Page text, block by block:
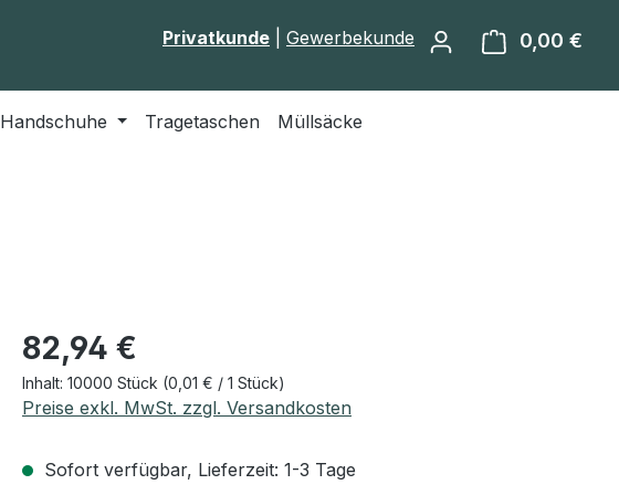
Privatkunde Gewerbekunde 0,00 €
Handschuhe Tragetaschen Müllsäcke
Regulärer Preis:
82,94 €
Inhalt: 10000 Stück (0,01 € / 1 Stück)
Preise exkl. MwSt. zzgl. Versandkosten
Sofort verfügbar, Lieferzeit: 1-3 Tage